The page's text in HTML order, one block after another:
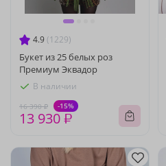
4.9 (1229)
Букет из 25 белых роз
Премиум Эквадор
В наличии
16 390 ₽ -15%
13 930 ₽